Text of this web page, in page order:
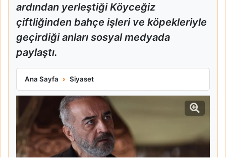
ardından yerleştiği Köyceğiz
çiftliğinden bahçe işleri ve köpekleriyle
geçirdiği anları sosyal medyada
paylaştı.
Ana Sayfa Siyaset
Yılmaz Erdoğan Köyceğiz Çiftliğindeki Yaşamını Paylaştı